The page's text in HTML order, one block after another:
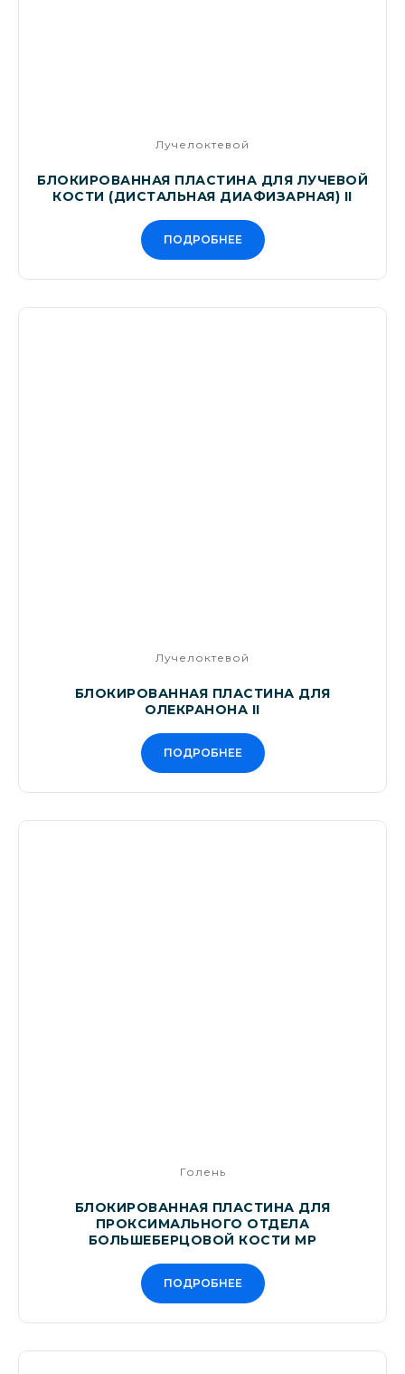
Лучелоктевой
БЛОКИРОВАННАЯ ПЛАСТИНА ДЛЯ ЛУЧЕВОЙ
КОСТИ (ДИСТАЛЬНАЯ ДИАФИЗАРНАЯ) II
ПОДРОБНЕЕ
Лучелоктевой
БЛОКИРОВАННАЯ ПЛАСТИНА ДЛЯ
ОЛЕКРАНОНА II
ПОДРОБНЕЕ
Голень
БЛОКИРОВАННАЯ ПЛАСТИНА ДЛЯ
ПРОКСИМАЛЬНОГО ОТДЕЛА
БОЛЬШЕБЕРЦОВОЙ КОСТИ МР
ПОДРОБНЕЕ